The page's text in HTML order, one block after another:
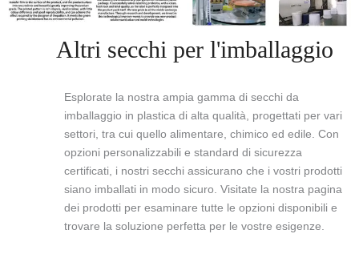
Altri secchi per l'imballaggio
Esplorate la nostra ampia gamma di secchi da
imballaggio in plastica di alta qualità, progettati per vari
settori, tra cui quello alimentare, chimico ed edile. Con
opzioni personalizzabili e standard di sicurezza
certificati, i nostri secchi assicurano che i vostri prodotti
siano imballati in modo sicuro. Visitate la nostra pagina
dei prodotti per esaminare tutte le opzioni disponibili e
trovare la soluzione perfetta per le vostre esigenze.